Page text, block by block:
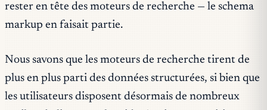
rester en tête des moteurs de recherche — le schema
markup en faisait partie.
Nous savons que les moteurs de recherche tirent de
plus en plus parti des données structurées, si bien que
les utilisateurs disposent désormais de nombreux